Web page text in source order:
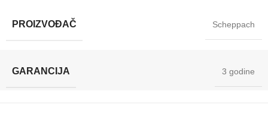
PROIZVOĐAČ Scheppach
GARANCIJA 3 godine